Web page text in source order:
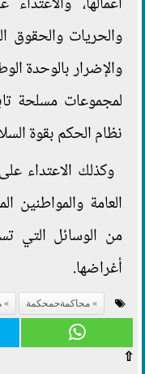
والحريات والحقوق
والإضرار بالوحدة
لمجموعات مسلحة
نظام الحكم بقوة
وكذلك الاعتداء
العامة والمواطنين
من الوسائل التي
أغراضها.
محاكمةحمحكمة
⇧